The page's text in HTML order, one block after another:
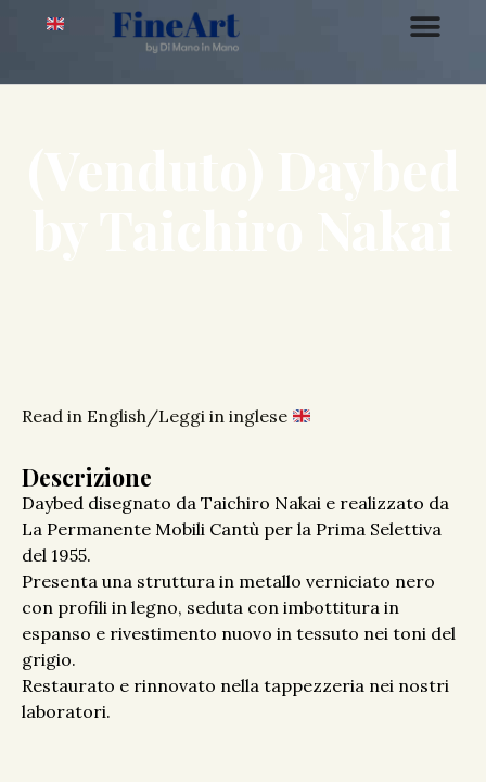
Read in English/Leggi in inglese
Descrizione
Daybed disegnato da Taichiro Nakai e realizzato da
La Permanente Mobili Cantù per la Prima Selettiva
del 1955.
Presenta una struttura in metallo verniciato nero
con profili in legno, seduta con imbottitura in
espanso e rivestimento nuovo in tessuto nei toni del
grigio.
Restaurato e rinnovato nella tappezzeria nei nostri
laboratori.